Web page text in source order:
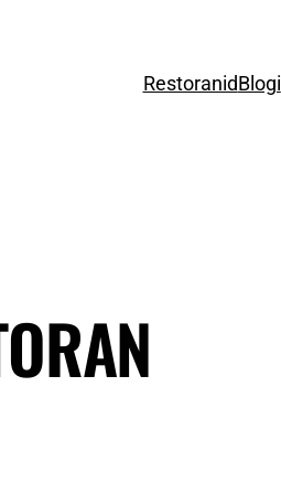
RestoranidBlogi